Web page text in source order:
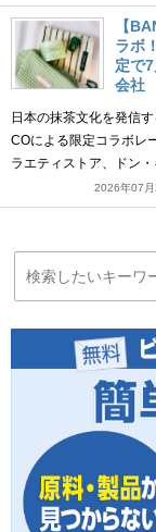
【
ラボ
定で
会社
日本の抹茶文化を発信
COによる限定コラボレ
ラエティストア、ドン
2026年07